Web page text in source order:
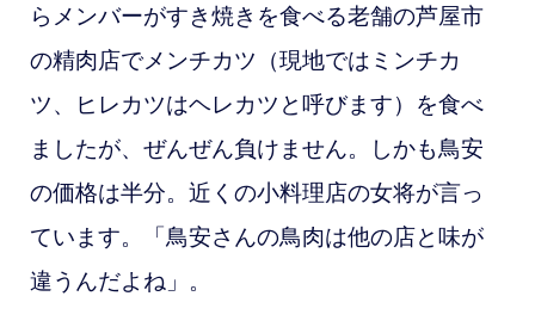
らメンバーがすき焼きを食べる老舗の芦屋市
の精肉店でメンチカツ（現地ではミンチカ
ツ、ヒレカツはヘレカツと呼びます）を食べ
ましたが、ぜんぜん負けません。しかも鳥安
の価格は半分。近くの小料理店の女将が言っ
ています。「鳥安さんの鳥肉は他の店と味が
違うんだよね」。